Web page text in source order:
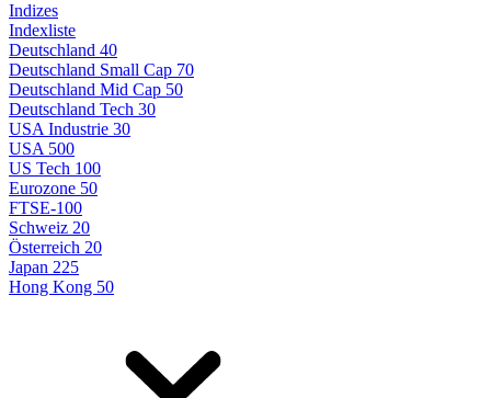
Indizes
Indexliste
Deutschland 40
Deutschland Small Cap 70
Deutschland Mid Cap 50
Deutschland Tech 30
USA Industrie 30
USA 500
US Tech 100
Eurozone 50
FTSE-100
Schweiz 20
Österreich 20
Japan 225
Hong Kong 50